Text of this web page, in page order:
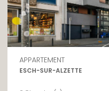
APPARTEMENT
ESCH-SUR-ALZETTE